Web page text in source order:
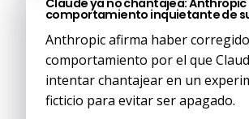
Claude ya no chantajea:
comportamiento inquietante de
Anthropic afirma haber
comportamiento por el que
intentar chantajear en un
ficticio para evitar ser apagado.